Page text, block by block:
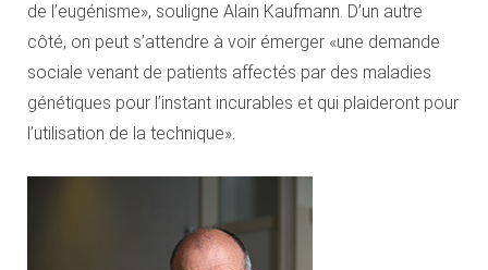
de l’eugénisme», souligne Alain Kaufmann. D’un autre
côté, on peut s’attendre à voir émerger «une demande
sociale venant de patients affectés par des maladies
génétiques pour l’instant incurables et qui plaideront pour
l’utilisation de la technique».